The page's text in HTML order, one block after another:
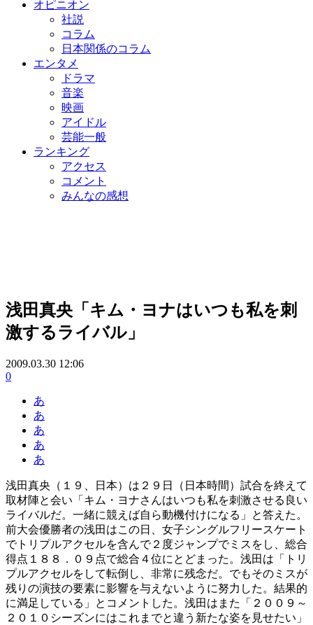
オピニオン
社説
コラム
日本関係のコラム
エンタメ
ドラマ
音楽
映画
アイドル
芸能一般
ランキング
アクセス
コメント
みんなの感想
浅田真央「キム・ヨナはいつも私を刺
激するライバル」
2009.03.30 12:06
0
あ
あ
あ
あ
あ
浅田真央（１９、日本）は２９日（日本時間）試合を終えて
取材陣と会い「キム・ヨナさんはいつも私を刺激させる良い
ライバルだ。一緒に競えば自ら動機付けになる」と答えた。
前大会優勝者の浅田はこの日、女子シングルフリースケート
でトリプルアクセルを含んで２度ジャンプでミスをし、総合
得点１８８．０９点で総合４位にとどまった。浅田は「トリ
プルアクセルをして転倒し、非常に残念だ。でもそのミスが
残りの演技の要素に影響を与えないように努力した。結果的
に満足している」とコメントした。浅田はまた「２００９～
２０１０シーズンにはこれまでと違う新たな姿を見せたい」